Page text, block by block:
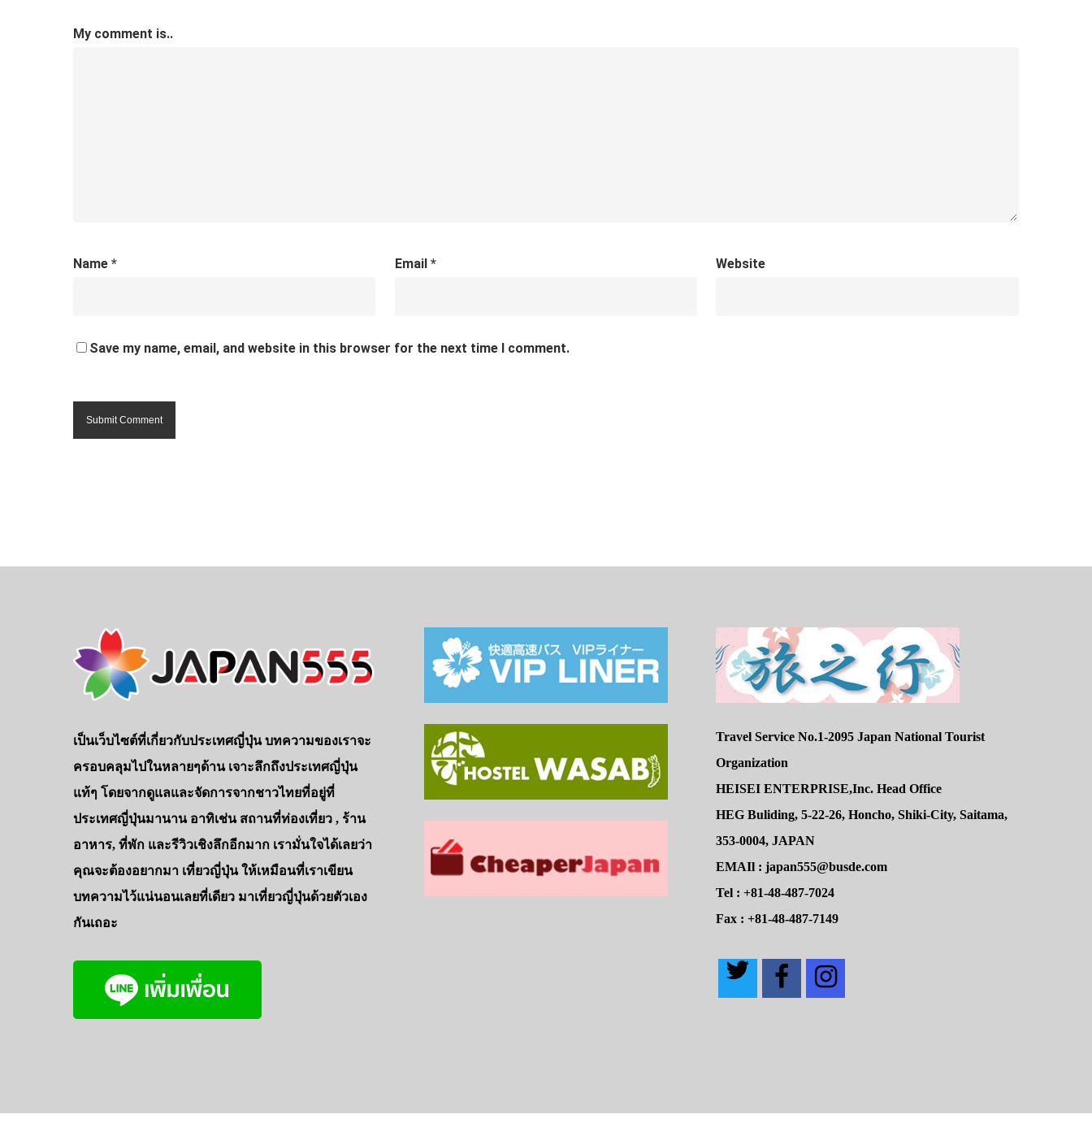
My comment is..
Name * Email * Website
Save my name, email, and website in this browser for the next time I comment.
เป็นเว็บไซต์ที่เกี่ยวกับประเทศญี่ปุ่น บทความของเราจะ
ครอบคลุมไปในหลายๆด้าน เจาะลึกถึงประเทศญี่ปุ่น
แท้ๆ โดยจากดูแลและจัดการจากชาวไทยที่อยู่ที่
ประเทศญี่ปุ่นมานาน อาทิเช่น สถานที่ท่องเที่ยว , ร้าน
อาหาร, ที่พัก และรีวิวเชิงลึกอีกมาก เรามั่นใจได้เลยว่า
คุณจะต้องอยากมา เที่ยวญี่ปุ่น ให้เหมือนที่เราเขียน
บทความไว้แน่นอนเลยที่เดียว มาเที่ยวญี่ปุ่นด้วยตัวเอง
กันเถอะ
Travel Service No.1-2095 Japan National Tourist
Organization
HEISEI ENTERPRISE,Inc. Head Office
HEG Buliding, 5-22-26, Honcho, Shiki-City, Saitama,
353-0004, JAPAN
EMAIl : japan555@busde.com
Tel : +81-48-487-7024
Fax : +81-48-487-7149